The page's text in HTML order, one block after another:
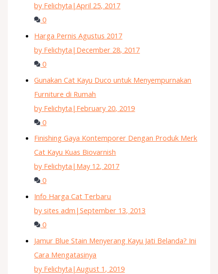
by Felichyta |April 25, 2017
0
Harga Pernis Agustus 2017
by Felichyta | December 28, 2017
0
Gunakan Cat Kayu Duco untuk Menyempurnakan
Furniture di Rumah
by Felichyta | February 20, 2019
0
Finishing Gaya Kontemporer Dengan Produk Merk
Cat Kayu Kuas Biovarnish
by Felichyta | May 12, 2017
0
Info Harga Cat Terbaru
by sites adm |September 13, 2013
0
Jamur Blue Stain Menyerang Kayu Jati Belanda? Ini
Cara Mengatasinya
by Felichyta |August 1, 2019